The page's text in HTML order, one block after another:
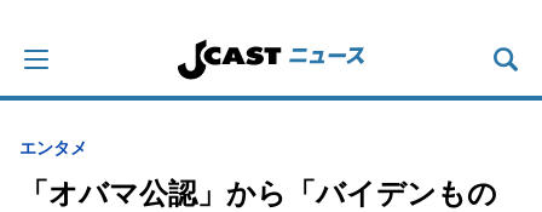
エンタメ
「オバマ公認」から「バイデンもの